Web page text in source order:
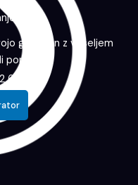
grafiko in z veseljem
ponudbo.
643